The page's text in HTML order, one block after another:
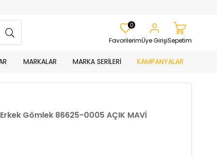
Favorilerim
0
Üye GirişiSepetim
MARKALAR MARKA SERİLERİ KAMPANYALAR
Gömlek 86625-0005 AÇIK MAVİ